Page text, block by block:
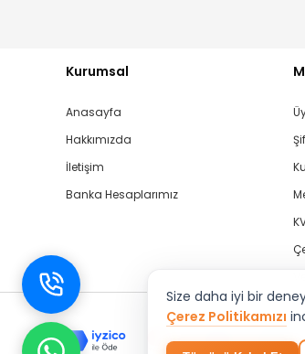
Kurumsal
Anasayfa
Hakkımızda
İletişim
Banka Hesaplarımız
Size daha iyi bir
Çerez Politikamızı